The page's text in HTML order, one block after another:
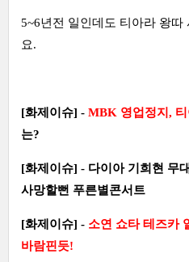
5~6년전 일인데도 티아라 왕따
요.
[화제이슈] - MBK 영업정지,
는?
[화제이슈] - 다이아 기희현 무
사망할뻔 푸른별콘서트
[화제이슈] - 소연 쇼타 테즈카
바람핀듯!